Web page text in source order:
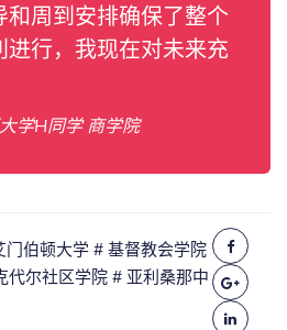
和周到安排确保了整个
进行，我现在对未来充
学H同学 商学院
门伯顿大学 # 基督教会学院
代尔社区学院 # 亚利桑那中